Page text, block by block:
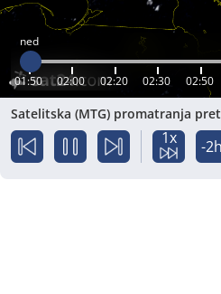
ned
01:50 02:00 02:20 02:30 02:50
Satelitska (MTG) promatranja
1x -2h